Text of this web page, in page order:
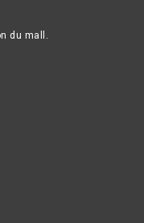
du mall.